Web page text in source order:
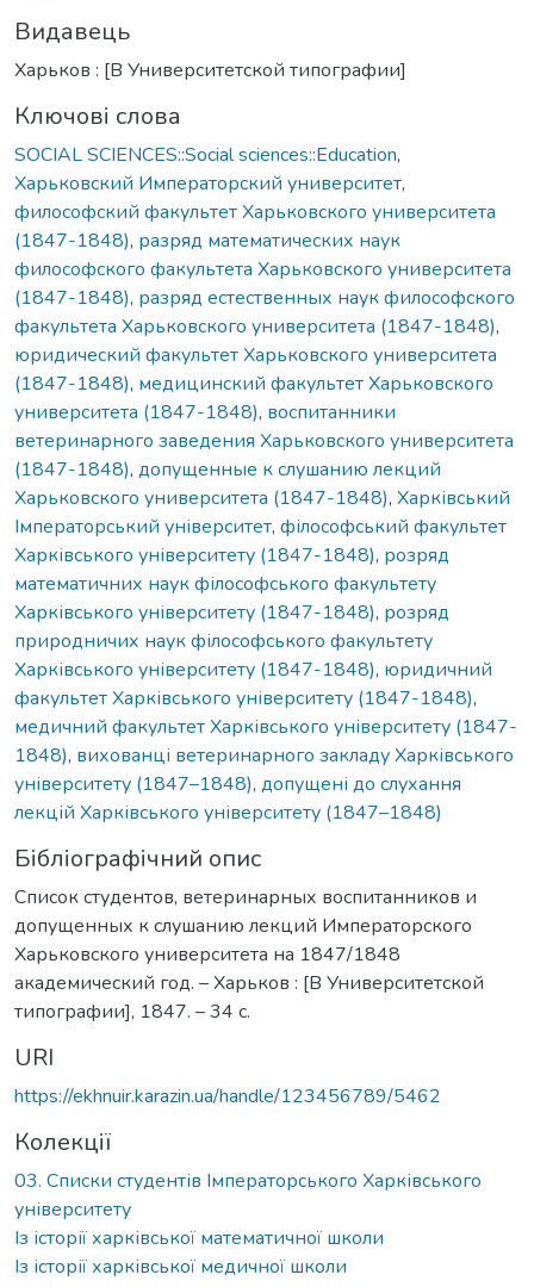
Видавець
Харьков : [В Университетской типографии]
Ключові слова
SOCIAL SCIENCES::Social sciences::Education,
Харьковский Императорский университет,
философский факультет Харьковского университета
(1847-1848), разряд математических наук
философского факультета Харьковского университета
(1847-1848), разряд естественных наук философского
факультета Харьковского университета (1847-1848),
юридический факультет Харьковского университета
(1847-1848), медицинский факультет Харьковского
университета (1847-1848), воспитанники
ветеринарного заведения Харьковского университета
(1847-1848), допущенные к слушанию лекций
Харьковского университета (1847-1848), Харківський
Імператорський університет, філософський факультет
Харківського університету (1847-1848), розряд
математичних наук філософського факультету
Харківського університету (1847-1848), розряд
природничих наук філософського факультету
Харківського університету (1847-1848), юридичний
факультет Харківського університету (1847-1848),
медичний факультет Харківського університету (1847-
1848), вихованці ветеринарного закладу Харківського
університету (1847–1848), допущені до слухання
лекцій Харківського університету (1847–1848)
Бібліографічний опис
Список студентов, ветеринарных воспитанников и
допущенных к слушанию лекций Императорского
Харьковского университета на 1847/1848
академический год. – Харьков : [В Университетской
типографии], 1847. – 34 с.
URI
https://ekhnuir.karazin.ua/handle/123456789/5462
Колекції
03. Списки студентів Імператорського Харківського
університету
Із історії харківської математичної школи
Із історії харківської медичної школи